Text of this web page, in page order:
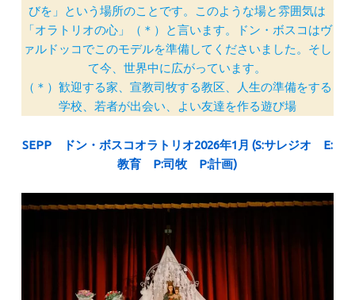
びを」という場所のことです。このような場と雰囲気は
「オラトリオの心」（＊）と言います。ドン・ボスコはヴ
ァルドッコでこのモデルを準備してくださいました。そし
て今、世界中に広がっています。
（＊）歓迎する家、宣教司牧する教区、人生の準備をする
学校、若者が出会い、よい友達を作る遊び場
SEPP ドン・ボスコオラトリオ2026年1月 (S:サレジオ E:
教育 P:司牧 P:計画)